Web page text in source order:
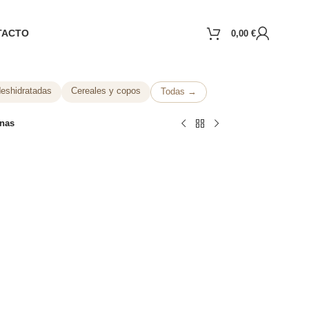
0,00 €
Cereales y copos Todas →